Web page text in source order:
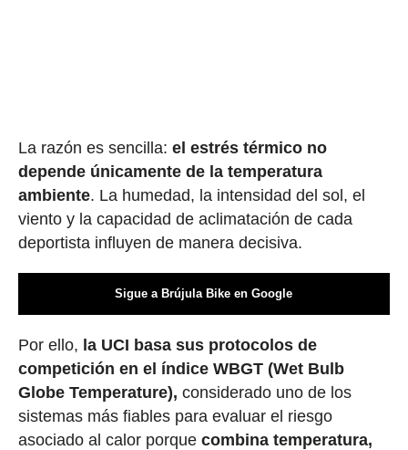
La razón es sencilla: el estrés térmico no
depende únicamente de la temperatura
ambiente. La humedad, la intensidad del sol, el
viento y la capacidad de aclimatación de cada
deportista influyen de manera decisiva.
Sigue a Brújula Bike en Google
Por ello, la UCI basa sus protocolos de
competición en el índice WBGT (Wet Bulb
Globe Temperature), considerado uno de los
sistemas más fiables para evaluar el riesgo
asociado al calor porque combina temperatura,